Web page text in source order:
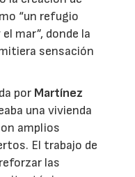
“un refugio
mar”, donde la
sensación
por Martínez
una vivienda
amplios
El trabajo de
las